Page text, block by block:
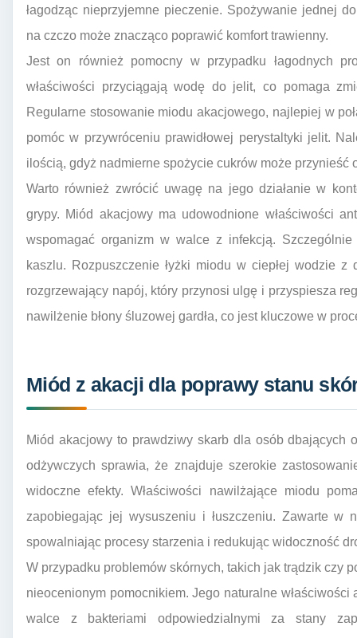
łagodząc nieprzyjemne pieczenie. Spożywanie jednej
na czczo może znacząco poprawić komfort trawienny.
Jest on również pomocny w przypadku łagodnych
właściwości przyciągają wodę do jelit, co pomaga
Regularne stosowanie miodu akacjowego, najlepiej w
pomóc w przywróceniu prawidłowej perystaltyki jelit.
ilością, gdyż nadmierne spożycie cukrów może przynieść
Warto również zwrócić uwagę na jego działanie w
grypy. Miód akacjowy ma udowodnione właściwości
wspomagać organizm w walce z infekcją.
kaszlu. Rozpuszczenie łyżki miodu w ciepłej wodzie
rozgrzewający napój, który przynosi ulgę i przyspiesza
nawilżenie błony śluzowej gardła, co jest kluczowe w
Miód z akacji dla poprawy stanu
Miód akacjowy to prawdziwy skarb dla osób dbających
odżywczych sprawia, że znajduje szerokie
widoczne efekty. Właściwości nawilżające miodu
zapobiegając jej wysuszeniu i łuszczeniu. Zawarte w
spowalniając procesy starzenia i redukując widoczność
W przypadku problemów skórnych, takich jak trądzik czy
nieocenionym pomocnikiem. Jego naturalne
walce z bakteriami odpowiedzialnymi za stany